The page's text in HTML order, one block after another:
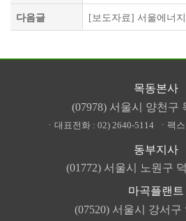
다음글
목동본사
(07978) 서울시 양천구
ㆍ대표전화 : 02) 2640-5114 ㆍ팩
동부지사
(01772) 서울시 노원구
마곡플랜트
(07520) 서울시 강서구